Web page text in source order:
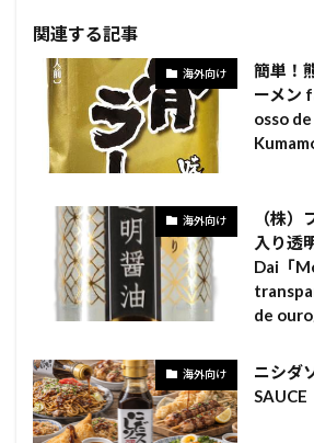
関連する記事
海外向け
簡単！
ーメン
osso
海外向け
（株）
入り透
Dai「
de ouro
海外向け
ニシダ
SAUCE